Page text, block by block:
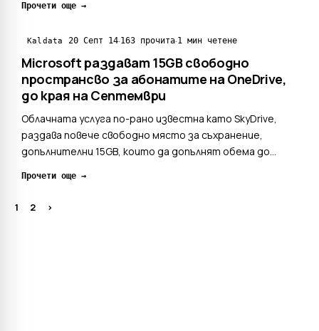
потребителите на Office 365 вече няма да получават
половин година...
Прочети още →
Kaldata 20 Септ 14·163 прочита·1 мин четене
Microsoft раздават 15GB свободно
пространсво за абонатите на OneDrive,
до края на Септември
Облачната услуга по-рано известна като SkyDrive,
раздава повече свободно място за съхранение,
допълнителни 15GB, които да допълнят обема до
блог вчера (19.09.2014), като част от стимулиращ
Прочети още →
1 2 >